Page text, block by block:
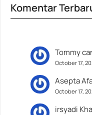
Komentar
Tommy
October 17,
Asepta
October 17,
irsyadi